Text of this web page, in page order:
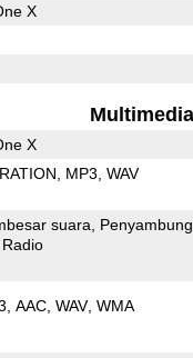
X
Multimedia
X
MP3 WAV
suara
AAC WAV WMA